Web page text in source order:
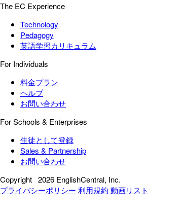
The EC Experience
Technology
Pedagogy
英語学習カリキュラム
For Individuals
料金プラン
ヘルプ
お問い合わせ
For Schools & Enterprises
生徒として登録
Sales & Partnership
お問い合わせ
Copyright 2026 EnglishCentral, Inc.
プライバシーポリシー 利用規約 動画リスト